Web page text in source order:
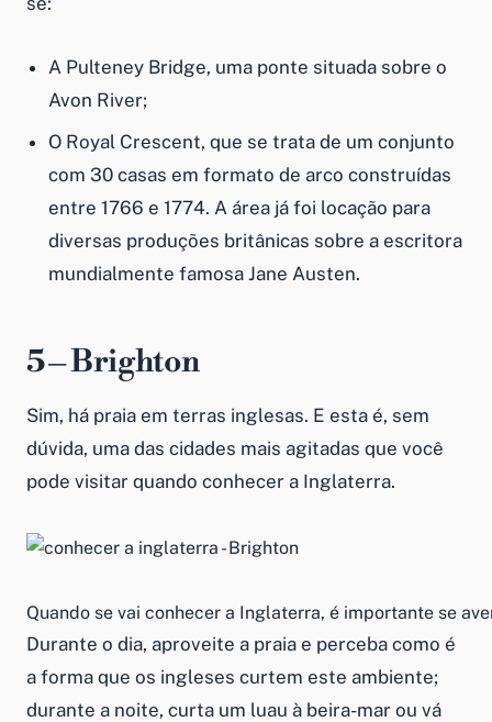
A Pulteney Bridge, uma ponte situada sobre o
Avon River;
O Royal Crescent, que se trata de um conjunto
com 30 casas em formato de arco construídas
entre 1766 e 1774. A área já foi locação para
diversas produções britânicas sobre a escritora
mundialmente famosa Jane Austen.
5 – Brighton
Sim, há praia em terras inglesas. E esta é, sem
dúvida, uma das cidades mais agitadas que você
pode visitar quando conhecer a Inglaterra.
Quando se vai conhecer a Inglaterra, é importante se
Durante o dia, aproveite a praia e perceba como é
a forma que os ingleses curtem este ambiente;
durante a noite, curta um luau à beira-mar ou vá